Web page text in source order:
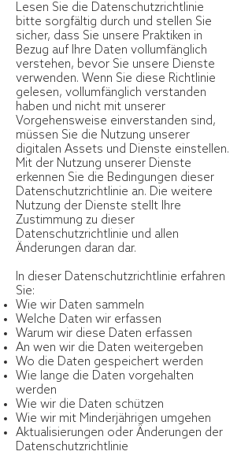
Lesen Sie die Datenschutzrichtlinie
bitte sorgfältig durch und stellen Sie
sicher, dass Sie unsere Praktiken in
Bezug auf Ihre Daten vollumfänglich
verstehen, bevor Sie unsere Dienste
verwenden. Wenn Sie diese Richtlinie
gelesen, vollumfänglich verstanden
haben und nicht mit unserer
Vorgehensweise einverstanden sind,
müssen Sie die Nutzung unserer
digitalen Assets und Dienste einstellen.
Mit der Nutzung unserer Dienste
erkennen Sie die Bedingungen dieser
Datenschutzrichtlinie an. Die weitere
Nutzung der Dienste stellt Ihre
Zustimmung zu dieser
Datenschutzrichtlinie und allen
Änderungen daran dar.
In dieser Datenschutzrichtlinie erfahren
Sie:
Wie wir Daten sammeln
Welche Daten wir erfassen
Warum wir diese Daten erfassen
An wen wir die Daten weitergeben
Wo die Daten gespeichert werden
Wie lange die Daten vorgehalten
werden
Wie wir die Daten schützen
Wie wir mit Minderjährigen umgehen
Aktualisierungen oder Änderungen der
Datenschutzrichtlinie